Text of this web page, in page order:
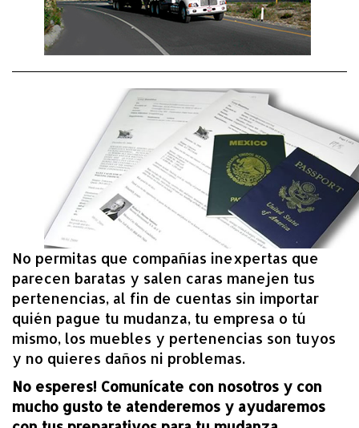
No permitas que compañías inexpertas que
parecen baratas y salen caras manejen tus
pertenencias, al fin de cuentas sin importar
quién pague tu mudanza, tu empresa o tú
mismo, los muebles y pertenencias son tuyos
y no quieres daños ni problemas.
No esperes! Comunícate con nosotros y con
mucho gusto te atenderemos y ayudaremos